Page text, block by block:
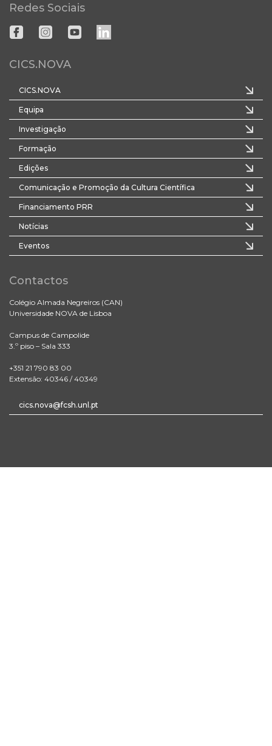
Redes Sociais
CICS.NOVA
CICS.NOVA
Equipa
Investigação
Formação
Edições
Comunicação e Promoção da Cultura Científica
Financiamento PRR
Notícias
Eventos
Contactos
Colégio Almada Negreiros (CAN)
Universidade NOVA de Lisboa
Campus de Campolide
3.º piso – Sala 333
+351 21 790 83 00
Extensão: 40346 / 40349
cics.nova@fcsh.unl.pt